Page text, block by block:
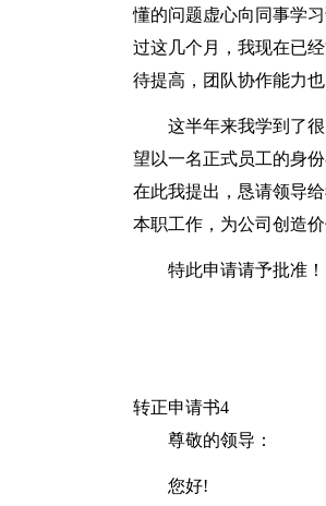
懂的问题虚心向同事学
过这几个月，我现在已
待提高，团队协作能力
这半年来我学到了
望以一名正式员工的身
在此我提出，恳请领导
本职工作，为公司创造
特此申请请予批准！
转正申请书4
尊敬的领导：
您好!